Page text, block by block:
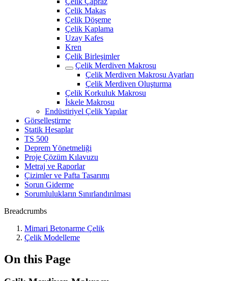
Çelik Makas
Çelik Döşeme
Çelik Kaplama
Uzay Kafes
Kren
Çelik Birleşimler
Çelik Merdiven Makrosu
Çelik Merdiven Makrosu Ayarları
Çelik Merdiven Oluşturma
Çelik Korkuluk Makrosu
İskele Makrosu
Endüstiriyel Çelik Yapılar
Görselleştirme
Statik Hesaplar
TS 500
Deprem Yönetmeliği
Proje Çözüm Kılavuzu
Metraj ve Raporlar
Çizimler ve Pafta Tasarımı
Sorun Giderme
Sorumlulukların Sınırlandırılması
Breadcrumbs
Mimari Betonarme Çelik
Çelik Modelleme
On this Page